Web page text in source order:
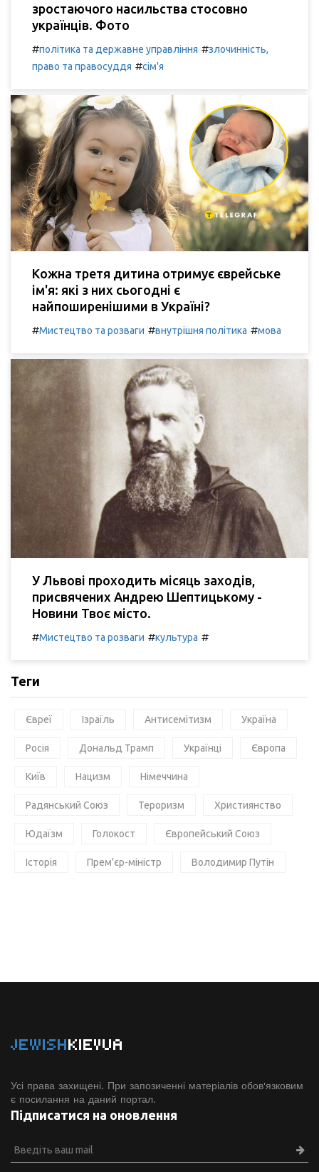
зростаючого насильства стосовно
українців. Фото
#політика та державне управління #злочинність,
право та правосуддя #сім'я
Кожна третя дитина отримує єврейське
ім'я: які з них сьогодні є
найпоширенішими в Україні?
#Мистецтво та розваги #внутрішня політика #мова
У Львові проходить місяць заходів,
присвячених Андрею Шептицькому -
Новини Твоє місто.
#Мистецтво та розваги #культура #
Теги
Євреї Ізраїль Антисемітизм Україна
Росія Дональд Трамп Українці Європа
Київ Нацизм Німеччина
Радянський Союз Тероризм Християнство
Юдаїзм Голокост Європейський Союз
Історія Прем'єр-міністр Володимир Путін
JEWISHKIEVUA
Усі права захищені. При запозиченні матеріалів обов'язковим
є посилання на даний портал.
Підписатися на оновлення